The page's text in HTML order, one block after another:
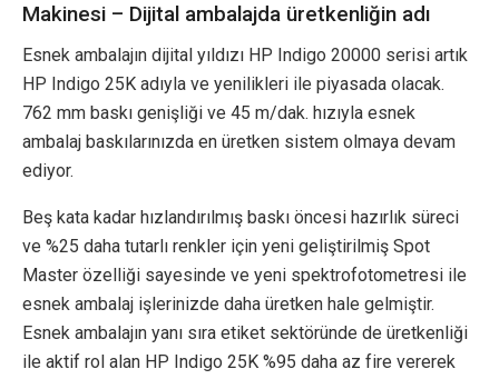
Makinesi – Dijital ambalajda üretkenliğin adı
Esnek ambalajın dijital yıldızı HP Indigo 20000 serisi artık
HP Indigo 25K adıyla ve yenilikleri ile piyasada olacak.
762 mm baskı genişliği ve 45 m/dak. hızıyla esnek
ambalaj baskılarınızda en üretken sistem olmaya devam
ediyor.
Beş kata kadar hızlandırılmış baskı öncesi hazırlık süreci
ve %25 daha tutarlı renkler için yeni geliştirilmiş Spot
Master özelliği sayesinde ve yeni spektrofotometresi ile
esnek ambalaj işlerinizde daha üretken hale gelmiştir.
Esnek ambalajın yanı sıra etiket sektöründe de üretkenliği
ile aktif rol alan HP Indigo 25K %95 daha az fire vererek